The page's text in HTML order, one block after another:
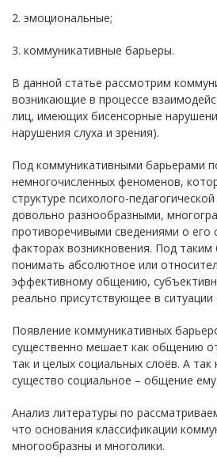
2. эмоциональные;
3. коммуникативные барьеры.
В данной статье рассмотрим
возникающие в процессе
лиц, имеющих бисенсорные
нарушения слуха и зрения).
Под коммуникативными барьерами
немногочисленных феноменов,
структуре психолого-
довольно разнообразными,
противоречивыми сведениями о его
факторах возникновения. Под
понимать абсолютное или
эффективному общению,
реально присутствующее в
Появление коммуникативных
существенно мешает как общению
так и целых социальных слоёв. А так
существо социальное – общение
Анализ литературы по
что основания классификации
многообразны и многолики.